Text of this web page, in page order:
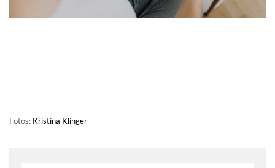
Fotos: Kristina Klinger